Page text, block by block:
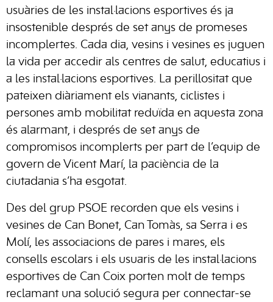
usuàries de les instal·lacions esportives és ja
insostenible després de set anys de promeses
incomplertes. Cada dia, vesins i vesines es juguen
la vida per accedir als centres de salut, educatius i
a les instal·lacions esportives. La perillositat que
pateixen diàriament els vianants, ciclistes i
persones amb mobilitat reduïda en aquesta zona
és alarmant, i després de set anys de
compromisos incomplerts per part de l’equip de
govern de Vicent Marí, la paciència de la
ciutadania s’ha esgotat.
Des del grup PSOE recorden que els vesins i
vesines de Can Bonet, Can Tomàs, sa Serra i es
Molí, les associacions de pares i mares, els
consells escolars i els usuaris de les instal·lacions
esportives de Can Coix porten molt de temps
reclamant una solució segura per connectar-se